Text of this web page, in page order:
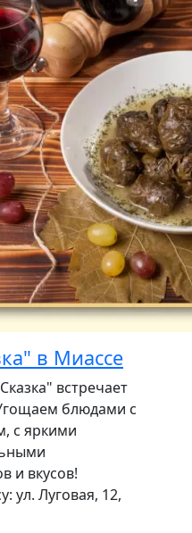
в Миассе
встречает
блюдами с
с яркими
и вкусов!
ул. Луговая, 12,